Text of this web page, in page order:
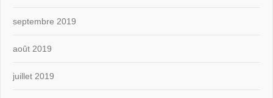
septembre 2019
août 2019
juillet 2019